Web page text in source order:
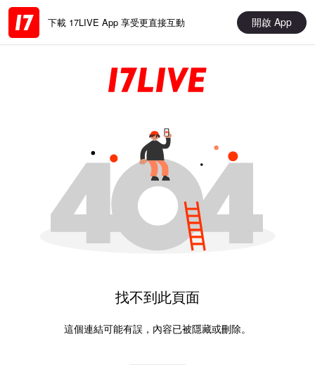
下載 17LIVE App 享受更直接互動 開啟 App
找不到此頁面
這個連結可能有誤，內容已被隱藏或刪除。